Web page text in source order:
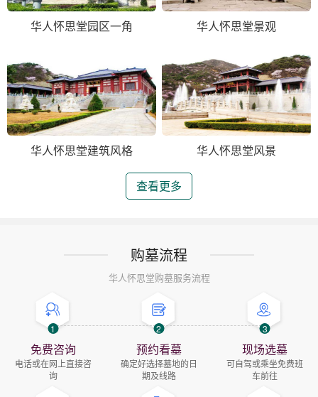
华人怀思堂园区一角 华人怀思堂景观
华人怀思堂建筑风格 华人怀思堂风景
查看更多
购墓流程
华人怀思堂购墓服务流程
1
免费咨询
电话或在网上直接咨
询
2
预约看墓
确定好选择墓地的日
期及线路
3
现场选墓
可自驾或乘坐免费班
车前往